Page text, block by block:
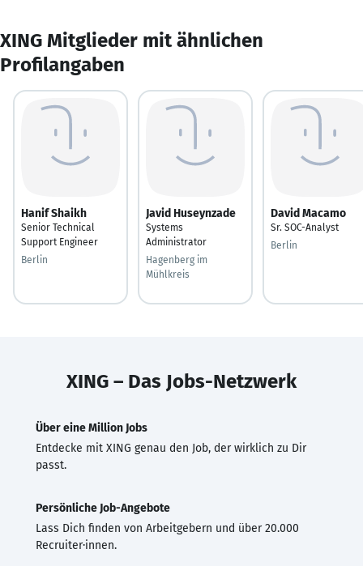
XING Mitglieder mit ähnlichen
Profilangaben
Hanif Shaikh
Senior Technical
Support Engineer
Berlin
Javid Huseynzade
Systems
Administrator
Hagenberg im
Mühlkreis
David Macamo
Sr. SOC-Analyst
Berlin
XING – Das Jobs-Netzwerk
Über eine Million Jobs
Entdecke mit XING genau den Job, der wirklich zu Dir
passt.
Persönliche Job-Angebote
Lass Dich finden von Arbeitgebern und über 20.000
Recruiter·innen.